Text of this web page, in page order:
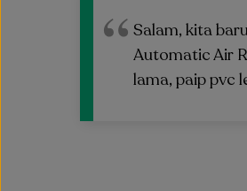
Salam, kita
Automatic Air
lama, paip pvc